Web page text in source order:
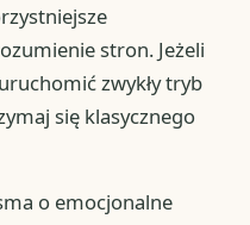
stron. Jeżeli
zwykły tryb
się klasycznego
o emocjonalne